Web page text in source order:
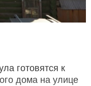
готовятся к
дома на улице